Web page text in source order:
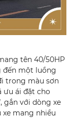
tên 40/50HP
đến một luồng
trong màu sơn
ưu ái đặt cho
gắn với dòng xe
xe mang nhiều